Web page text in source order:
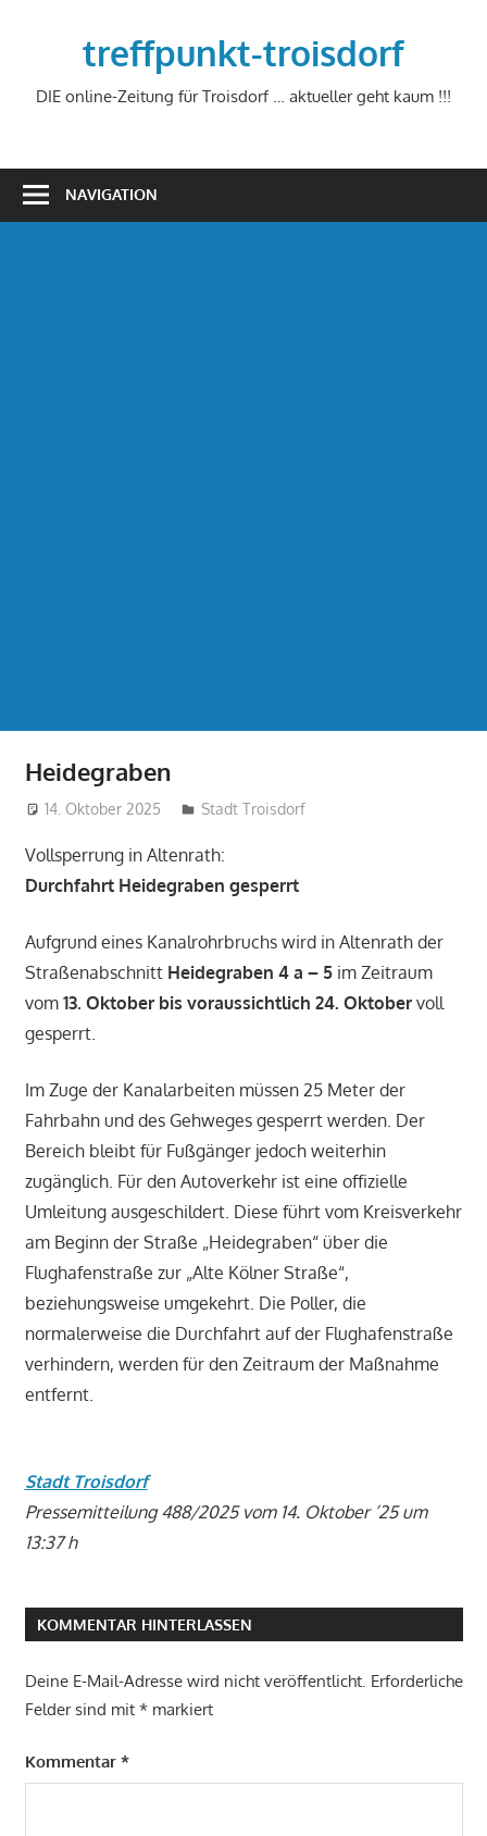
treffpunkt-troisdorf
DIE online-Zeitung für Troisdorf … aktueller geht kaum !!!
NAVIGATION
Heidegraben
14. Oktober 2025 treffpunkt
Stadt Troisdorf
Vollsperrung in Altenrath:
Durchfahrt Heidegraben gesperrt
Aufgrund eines Kanalrohrbruchs wird in Altenrath der
Straßenabschnitt Heidegraben 4 a – 5im Zeitraum
vom 13. Oktober bis voraussichtlich 24. Oktobervoll
gesperrt.
Im Zuge der Kanalarbeiten müssen 25 Meter der
Fahrbahn und des Gehweges gesperrt werden. Der
Bereich bleibt für Fußgänger jedoch weiterhin
zugänglich. Für den Autoverkehr ist eine offizielle
Umleitung ausgeschildert. Diese führt vom Kreisverkehr
am Beginn der Straße „Heidegraben“ über die
Flughafenstraße zur „Alte Kölner Straße“,
beziehungsweise umgekehrt. Die Poller, die
normalerweise die Durchfahrt auf der Flughafenstraße
verhindern, werden für den Zeitraum der Maßnahme
entfernt.
Stadt Troisdorf
Pressemitteilung 488/2025 vom 14. Oktober ’25 um
13:37 h
KOMMENTAR HINTERLASSEN
Deine E-Mail-Adresse wird nicht veröffentlicht. Erforderliche
Felder sind mit *markiert
Kommentar *